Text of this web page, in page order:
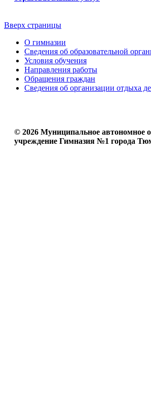
Вверх страницы
О гимназии
Сведения об образовательной
Условия обучения
Направления работы
Обращения граждан
Сведения об организации отдыха
© 2026 Муниципальное автономное
учреждение Гимназия №1 города